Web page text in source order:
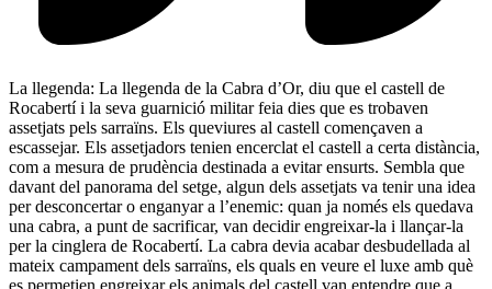
La llegenda: La llegenda de la Cabra d’Or, diu que el castell de
Rocabertí i la seva guarnició militar feia dies que es trobaven
assetjats pels sarraïns. Els queviures al castell començaven a
escassejar. Els assetjadors tenien encerclat el castell a certa distància,
com a mesura de prudència destinada a evitar ensurts. Sembla que
davant del panorama del setge, algun dels assetjats va tenir una idea
per desconcertar o enganyar a l’enemic: quan ja només els quedava
una cabra, a punt de sacrificar, van decidir engreixar-la i llançar-la
per la cinglera de Rocabertí. La cabra devia acabar desbudellada al
mateix campament dels sarraïns, els quals en veure el luxe amb què
es permetien engreixar els animals del castell van entendre que a